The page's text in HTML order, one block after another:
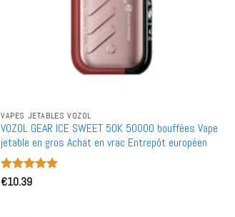
VAPES JETABLES VOZOL
VOZOL GEAR ICE SWEET 50K 50000 bouffées Vape
jetable en gros Achat en vrac Entrepôt européen
Note5
€10.39